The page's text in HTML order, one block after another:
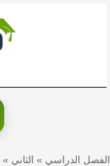
الفصل الدراسي » الثاني »